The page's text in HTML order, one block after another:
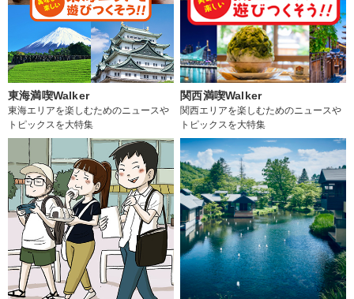
東海満喫Walker
東海エリアを楽しむためのニュースや
トピックスを大特集
関西満喫Walker
関西エリアを楽しむためのニュースや
トピックスを大特集